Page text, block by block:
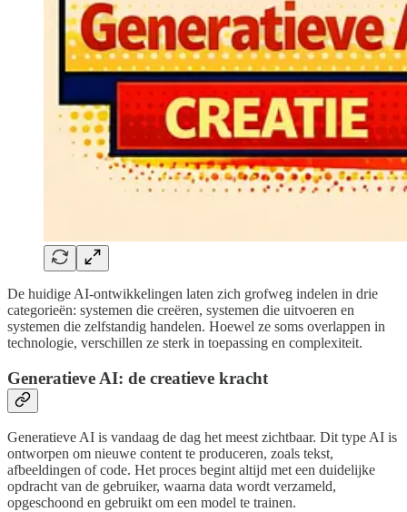
De huidige AI-ontwikkelingen laten zich grofweg indelen in drie
categorieën: systemen die creëren, systemen die uitvoeren en
systemen die zelfstandig handelen. Hoewel ze soms overlappen in
technologie, verschillen ze sterk in toepassing en complexiteit.
Generatieve AI: de creatieve kracht
Generatieve AI is vandaag de dag het meest zichtbaar. Dit type AI is
ontworpen om nieuwe content te produceren, zoals tekst,
afbeeldingen of code. Het proces begint altijd met een duidelijke
opdracht van de gebruiker, waarna data wordt verzameld,
opgeschoond en gebruikt om een model te trainen.